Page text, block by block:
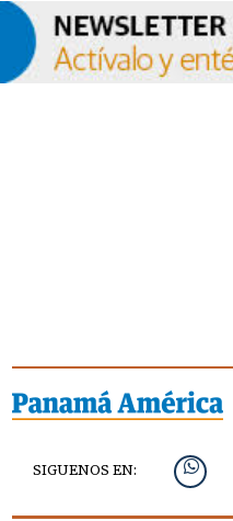
SIGUENOS EN: